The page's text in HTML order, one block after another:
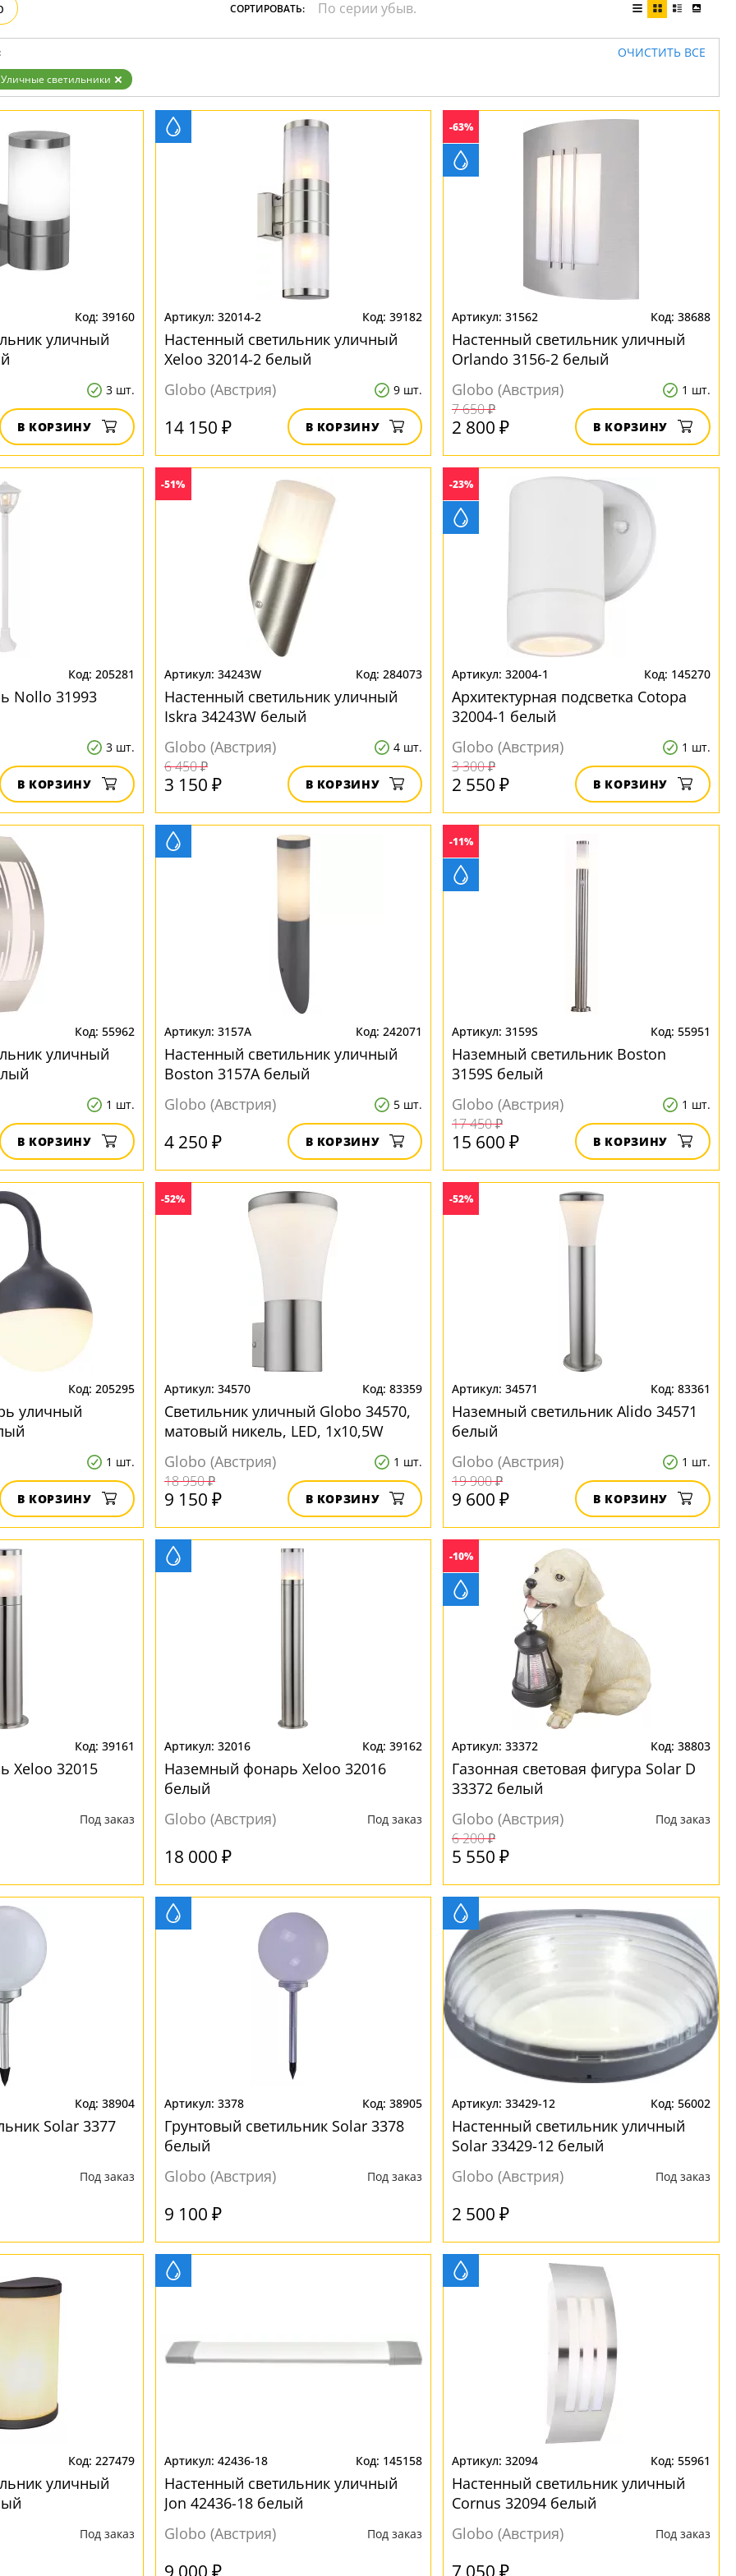
СОРТИРОВАТЬ:
ОЧИСТИТЬ ВСЕ
Уличные светильники
39160
уличный
3 шт.
В КОРЗИНУ
32014-2 39182
Настенный светильник уличный
Xeloo 32014-2 белый
Globo (Австрия)
9 шт.
14 150 ₽ В КОРЗИНУ
-63%
31562 38688
Настенный светильник уличный
Orlando 3156-2 белый
Globo (Австрия)
1 шт.
7 650 ₽
2 800 ₽ В КОРЗИНУ
205281
Nollo 31993
3 шт.
В КОРЗИНУ
-51%
34243W 284073
Настенный светильник уличный
Iskra 34243W белый
Globo (Австрия)
4 шт.
6 450 ₽
3 150 ₽ В КОРЗИНУ
-23%
32004-1 145270
Архитектурная подсветка Cotopa
32004-1 белый
Globo (Австрия)
1 шт.
3 300 ₽
2 550 ₽ В КОРЗИНУ
55962
уличный
1 шт.
В КОРЗИНУ
3157A 242071
Настенный светильник уличный
Boston 3157A белый
Globo (Австрия)
5 шт.
4 250 ₽ В КОРЗИНУ
-11%
3159S 55951
Наземный светильник Boston
3159S белый
Globo (Австрия)
1 шт.
17 450 ₽
15 600 ₽ В КОРЗИНУ
205295
уличный
1 шт.
В КОРЗИНУ
-52%
34570 83359
Светильник уличный Globo 34570,
матовый никель, LED, 1x10,5W
белый
Globo (Австрия) 1 шт.
18 950 ₽
9 150 ₽ В КОРЗИНУ
-52%
34571 83361
Наземный светильник Alido 34571
белый
Globo (Австрия)
1 шт.
19 900 ₽
9 600 ₽ В КОРЗИНУ
39161
Xeloo 32015
Под заказ
32016 39162
Наземный фонарь Xeloo 32016
белый
Globo (Австрия)
Под заказ
18 000 ₽
-10%
33372 38803
Газонная световая фигура Solar D
33372 белый
Globo (Австрия)
Под заказ
6 200 ₽
5 550 ₽
38904
Solar 3377
Под заказ
3378 38905
Грунтовый светильник Solar 3378
белый
Globo (Австрия)
Под заказ
9 100 ₽
33429-12 56002
Настенный светильник уличный
Solar 33429-12 белый
Globo (Австрия)
Под заказ
2 500 ₽
227479
уличный
Под заказ
42436-18 145158
Настенный светильник уличный
Jon 42436-18 белый
Globo (Австрия)
Под заказ
9 000 ₽
32094 55961
Настенный светильник уличный
Cornus 32094 белый
Globo (Австрия)
Под заказ
7 050 ₽